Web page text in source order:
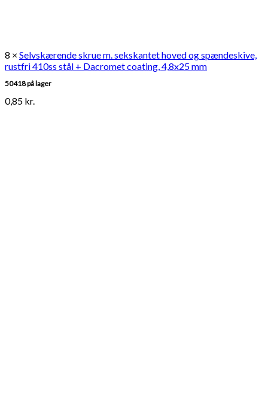
8 × Selvskærende skrue m. sekskantet hoved og spændeskive,
rustfri 410ss stål + Dacromet coating, 4,8x25 mm
50418 på lager
0,85 kr.